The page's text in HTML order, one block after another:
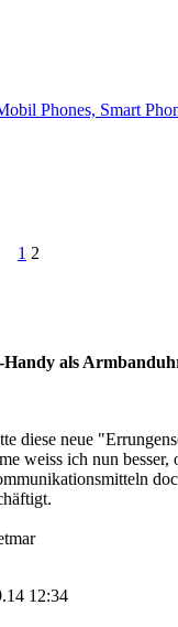
Phones, Smart
1 2
Handy als
diese neue
weiss ich nun
12:34